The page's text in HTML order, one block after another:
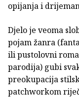
opijanja i
Djelo je veoma
pojam žanra
ili pustolovni
parodija) gubi
preokupacija
patchworkom